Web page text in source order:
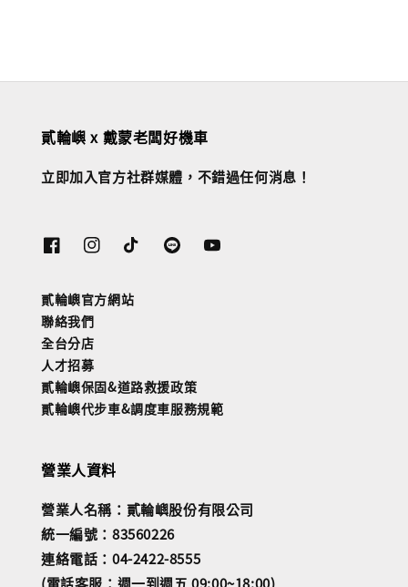
貳輪嶼 x 戴蒙老闆好機車
立即加入官方社群媒體，不錯過任何消息！
貳輪嶼官方網站
聯絡我們
全台分店
人才招募
貳輪嶼保固&道路救援政策
貳輪嶼代步車&調度車服務規範
營業人資料
營業人名稱：貳輪嶼股份有限公司
統一編號：83560226
連絡電話：04-2422-8555
(電話客服：週一到週五 09:00~18:00)